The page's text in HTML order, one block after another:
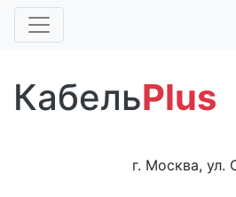
КабельPlus
г. Москва, ул.